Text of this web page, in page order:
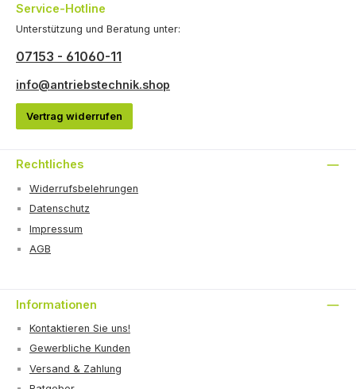
Service-Hotline
Unterstützung und Beratung unter:
07153 - 61060-11
info@antriebstechnik.shop
Vertrag widerrufen
Rechtliches
Widerrufsbelehrungen
Datenschutz
Impressum
AGB
Informationen
Kontaktieren Sie uns!
Gewerbliche Kunden
Versand & Zahlung